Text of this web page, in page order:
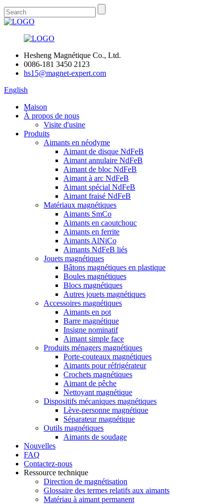
Hesheng Magnétique Co., Ltd.
0086-181 3450 2123
hs15@magnet-expert.com
English
Maison
À propos de nous
Visite d'usine
Produits
Aimants en néodyme
Aimant de disque NdFeB
Aimant annulaire NdFeB
Aimant de bloc NdFeB
Aimant à arc NdFeB
Aimant spécial NdFeB
Aimant fraisé NdFeB
Matériaux magnétiques
Aimants SmCo
Aimants en caoutchouc
Aimants en ferrite
Aimants AlNiCo
Aimants NdFeB liés
Jouets magnétiques
Bâtons magnétiques en plastique
Boules magnétiques
Blocs magnétiques
Autres jouets magnétiques
Accessoires magnétiques
Aimants en pot
Barre magnétique
Insigne nominatif
Aimant simple face
Produits ménagers magnétiques
Porte-couteaux magnétiques
Aimants pour réfrigérateur
Crochets magnétiques
Aimant de pêche
Nettoyant magnétique
Dispositifs mécaniques magnétiques
Lève-personne magnétique
Séparateur magnétique
Outils magnétiques
Aimants de soudage
Nouvelles
FAQ
Contactez-nous
Ressource technique
Direction de magnétisation
Glossaire des termes relatifs aux aimants
Matériau à aimant permanent